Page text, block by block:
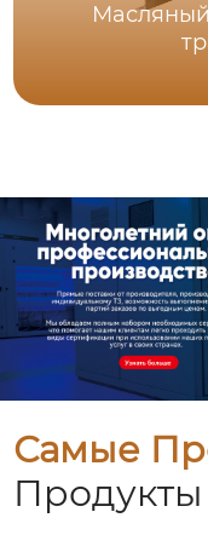
Самые
Продукты